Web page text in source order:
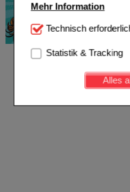
Mehr Information
Technisch Notwendig:
Website notwendig sind
Kundenkonto), weshalb
werden kann.
Einkaufserlebnis noch
beispielsweise für die
Besuchers oder unsere
Verhaltensweisen (z.B.
anzupassen. Komfort-
auch auf Ihre
anzuzeigen und unser
Technisch
Statistik & Tracking
Alles